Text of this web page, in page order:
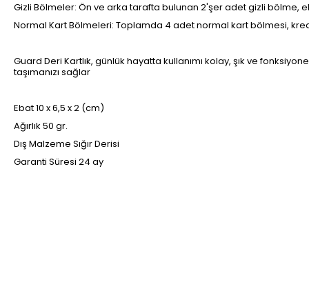
Gizli Bölmeler: Ön ve arka tarafta bulunan 2'şer adet gizli bölme,
Normal Kart Bölmeleri: Toplamda 4 adet normal kart bölmesi,
Guard Deri Kartlık, günlük hayatta kullanımı kolay, şık ve
taşımanızı sağlar
Ebat 10 x 6,5 x 2 (cm)
Ağırlık 50 gr.
Dış Malzeme Sığır Derisi
Garanti Süresi 24 ay